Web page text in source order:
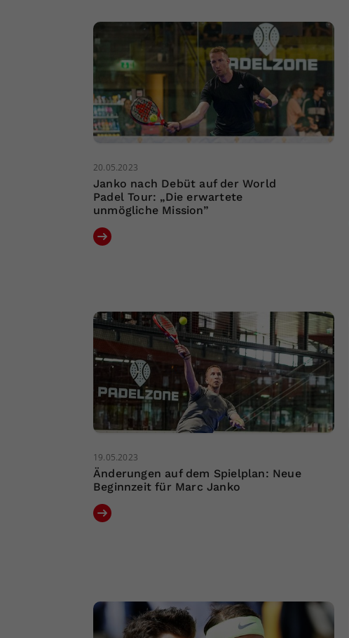
20.05.2023
Janko nach Debüt auf der World
Padel Tour: „Die erwartete
unmögliche Mission”
19.05.2023
Änderungen auf dem Spielplan: Neue
Beginnzeit für Marc Janko